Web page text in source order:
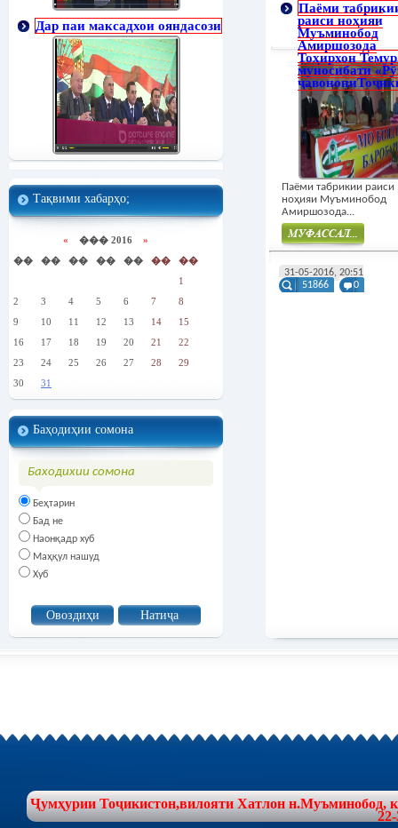
Дар паи максадхои ояндасози
Тақвими хабарҳо;
« ��� 2016 »
��
�� �� �� �� ��
��
1
2
3 4 5 6 7
8
9
10 11 12 13 14
15
16
17 18 19 20 21
22
23
24 25 26 27 28
29
30
31
Баҳодиҳии сомона
Баходихии сомона
Беҳтарин
Бад не
Наонқадр хуб
Маҳқул нашуд
Хуб
Паёми
раиси ноҳияи
Муъминобод
Амиршозода
Тоҳирхон
муносибати
Паёми табрикии раиси
ноҳияи Муъминобод
Амиршозода...
31-05-2016, 20:51
51866
0
Ҷумҳурии Тоҷикистон,вилояти Хатлон н.Муъминобод,